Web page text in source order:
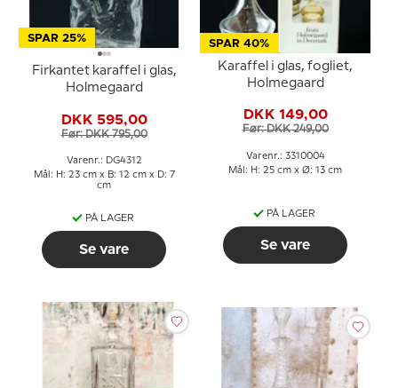
SPAR 25%
Firkantet karaffel i glas,
Holmegaard
DKK 595,00
Før: DKK 795,00
Varenr.: DG4312
Mål: H: 23 cm x B: 12 cm x D: 7
cm
PÅ LAGER
Se vare
SPAR 40%
Karaffel i glas, fogliet,
Holmegaard
DKK 149,00
Før: DKK 249,00
Varenr.: 3310004
Mål: H: 25 cm x Ø: 13 cm
PÅ LAGER
Se vare